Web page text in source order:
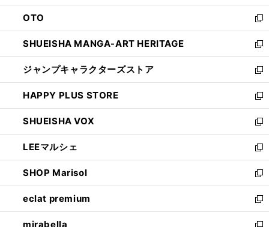
ウ
で
開
く
ン
ド
ウ
で
開
く
OTO
新
し
い
ウ
ィ
ン
ド
ウ
で
開
く
SHUEISHA MANGA-ART HERITAGE
新
し
い
ウ
ィ
ン
ド
ウ
で
開
く
ジャンプキャラクターズストア
新
し
い
ウ
ィ
ン
ド
ウ
で
開
く
HAPPY PLUS STORE
新
し
い
ウ
ィ
ン
ド
ウ
で
開
く
SHUEISHA VOX
新
し
い
ウ
ィ
ン
ド
ウ
で
LEEマルシェ
新
し
い
ウ
ィ
ン
SHOP Marisol
新
し
い
ウ
eclat premium
新
し
mirabella